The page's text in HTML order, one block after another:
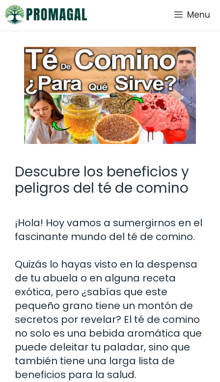
Saltar
al
Menu
Descubre los beneficios y
peligros del té de comino
¡Hola! Hoy vamos a sumergirnos en el
fascinante mundo del té de comino.
Quizás lo hayas visto en la despensa
de tu abuela o en alguna receta
exótica, pero ¿sabías que este
pequeño grano tiene un montón de
secretos por revelar? El té de comino
no solo es una bebida aromática que
puede deleitar tu paladar, sino que
también tiene una larga lista de
beneficios para la salud.